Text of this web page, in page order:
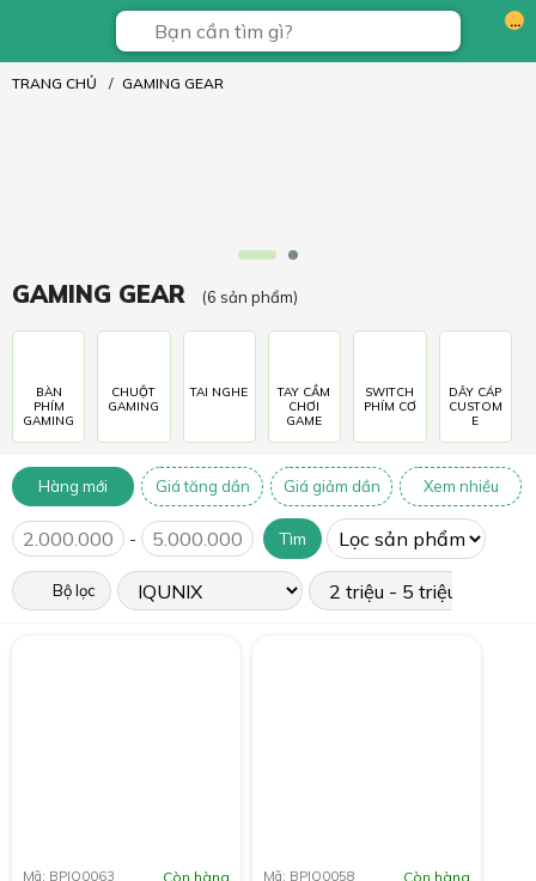
...
TRANG CHỦ GAMING GEAR
GAMING GEAR (6 sản phẩm)
BÀN
PHÍM
GAMING
CHUỘT
GAMING
TAI NGHE
TAY CẦM
CHƠI
GAME
SWITCH
PHÍM CƠ
DÂY CÁP
CUSTOM
E
Hàng mới Giá tăng dần Giá giảm dần Xem nhiều
- Tìm
Bộ lọc
Mã: BPIQ0063 Còn hàng Mã: BPIQ0058 Còn hàng